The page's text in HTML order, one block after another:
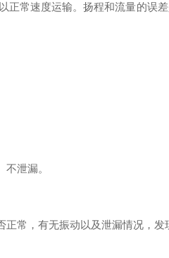
速度运输。扬程和流量的误差
泄漏。
，有无振动以及泄漏情况，发